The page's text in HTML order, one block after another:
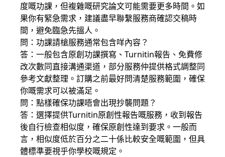
度嘅功課，但複雜嘅研究論文可能需要更多時間。如
果你有緊急需求，建議盡早聯繫服務商確認交稿時
間，避免臨急先搵人。
問：功課請槍服務通常包含咩內容？
答：一般包含原創功課撰寫、Turnitin報告、免費修
改次數同直接溝通渠道，部分服務仲提供格式調整同
參考文獻整理。訂購之前最好問清楚服務範圍，確保
你嘅需求可以被滿足。
問：點樣確保功課唔會出現抄襲問題？
答：選擇提供Turnitin原創性報告嘅服務，收到報告
後自行檢查相似度，確保原創性達到要求。一般而
言，相似度低於百分之二十係比較安全嘅範圍，但具
體標準要視乎你學校嘅規定。